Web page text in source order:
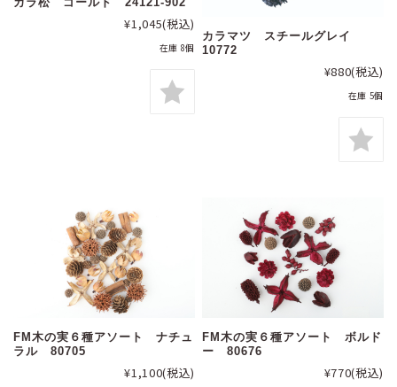
¥1,045(税込)
在庫 8個
カラマツ スチールグレイ
10772
¥880(税込)
在庫 5個
FM木の実６種アソート ナチュ
ラル 80705
¥1,100(税込)
FM木の実６種アソート ボルド
ー 80676
¥770(税込)